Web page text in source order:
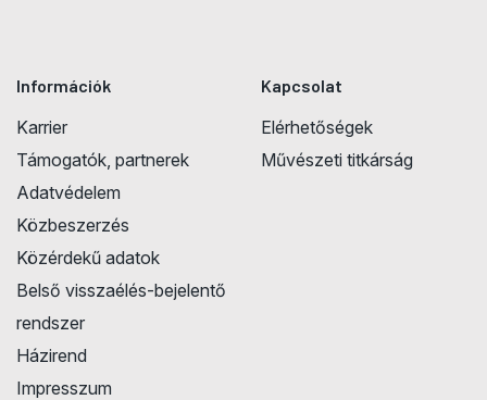
Információk
Karrier
Támogatók, partnerek
Adatvédelem
Közbeszerzés
Közérdekű adatok
Belső visszaélés-bejelentő
rendszer
Házirend
Impresszum
Kapcsolat
Elérhetőségek
Művészeti titkárság